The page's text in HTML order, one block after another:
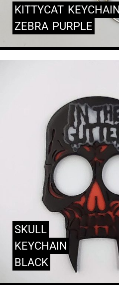
KITTYCAT KEYCHAIN
ZEBRA PURPLE
SKULL
KEYCHAIN
BLACK